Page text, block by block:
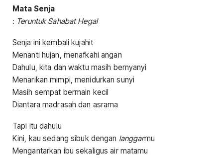
Mata Senja
: Teruntuk Sahabat Hegal
Senja ini kembali kujahit
Menanti hujan, menafkahi angan
Dahulu, kita dan waktu masih bernyanyi
Menarikan mimpi, menidurkan sunyi
Masih sempat bermain kecil
Diantara madrasah dan asrama
Tapi itu dahulu
Kini, kau sedang sibuk dengan langgarmu
Mengantarkan ibu sekaligus air matamu